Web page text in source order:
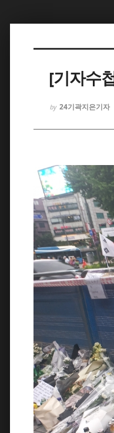
[기자수
by 24기곽지은기자
치북5
치북5